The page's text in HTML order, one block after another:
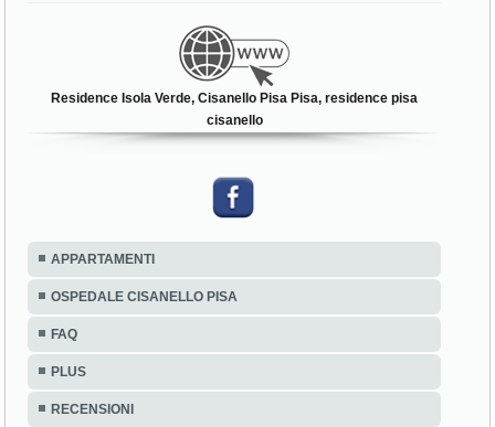
Residence Isola Verde, Cisanello Pisa Pisa, residence pisa
cisanello
APPARTAMENTI
OSPEDALE CISANELLO PISA
FAQ
PLUS
RECENSIONI